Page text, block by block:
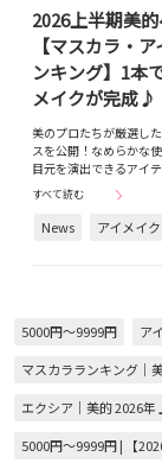
2026上半期美
【マスカラ・
ンキング】1本
メイクが完成♪
美のプロたちが厳選し
スを公開！なめらかな
目元を演出できるアイ
すべて読む
News アイメイク
5000円～9999円 ア
マスカラランキング｜
エクシア｜美的 2026年
5000円～9999円 | 【